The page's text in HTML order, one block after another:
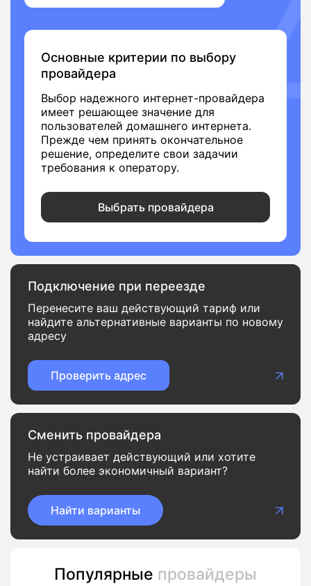
Основные критерии по выбору
провайдера
Выбор надежного интернет-провайдера
имеет решающее значение для
пользователей домашнего интернета.
Прежде чем принять окончательное
решение, определите свои задачии
требования к оператору.
Выбрать провайдера
Подключение при переезде
Перенесите ваш действующий тариф или
найдите альтернативные варианты по новому
адресу
Проверить адрес
Сменить провайдера
Не устраивает действующий или хотите
найти более экономичный вариант?
Найти варианты
Популярные провайдеры